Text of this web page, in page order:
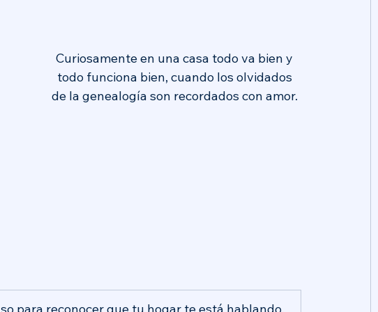
Curiosamente en una casa todo va bien y
todo funciona bien, cuando los olvidados
de la genealogía son recordados con amor.